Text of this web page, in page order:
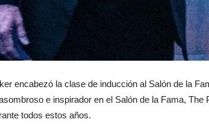
encabezó la clase de inducción al Salón de la
e inspirador en el Salón de la Fama,
todos estos años.